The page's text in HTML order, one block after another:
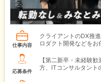
仕事内容
クライアントのDX推
ロダクト開発などをお
応募条件
【第二新卒・未経験
方、ITコンサルタント